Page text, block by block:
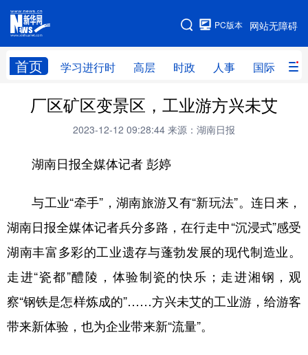
网站无障碍
PC版本
首页 学习进行时 高层 时政 人事 国际 财
网站地图
学习进行时 高层 时政 人事
财经 网评
台湾 思客智库
文化 书画 健康 军事
访谈 视频 图片 政务
法律 中央文件 金融 汽车
食品 人居 信息化 数字经济
学术中国 乡村振兴 银龄
厂区矿区变景区，工业游方兴未艾
2023-12-12 09:28:44 来源：湖南日报
湖南日报全媒体记者 彭婷
与工业“牵手”，湖南旅游又有“新玩法”。连日来，
湖南日报全媒体记者兵分多路，在行走中“沉浸式”感受
湖南丰富多彩的工业遗存与蓬勃发展的现代制造业。
走进“瓷都”醴陵，体验制瓷的快乐；走进湘钢，观
察“钢铁是怎样炼成的”……方兴未艾的工业游，给游客
带来新体验，也为企业带来新“流量”。